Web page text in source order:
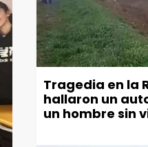
Tragedia en la
hallaron un
un hombre sin